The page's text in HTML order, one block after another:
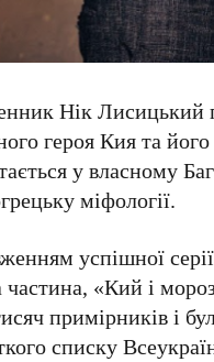
Нік Лисицький
героя Кия та
у власному
міфології.
успішної серії
«Кий і
примірниківі
списку